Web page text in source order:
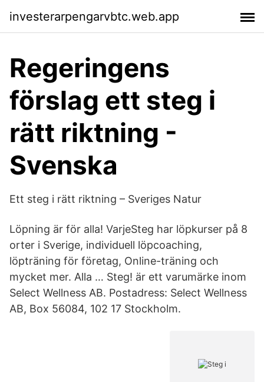
investerarpengarvbtc.web.app
Regeringens
förslag ett steg i
rätt riktning -
Svenska
Ett steg i rätt riktning – Sveriges Natur
Löpning är för alla! VarjeSteg har löpkurser på 8
orter i Sverige, individuell löpcoaching,
löpträning för företag, Online-träning och
mycket mer. Alla … Steg! är ett varumärke inom
Select Wellness AB. Postadress: Select Wellness
AB, Box 56084, 102 17 Stockholm.